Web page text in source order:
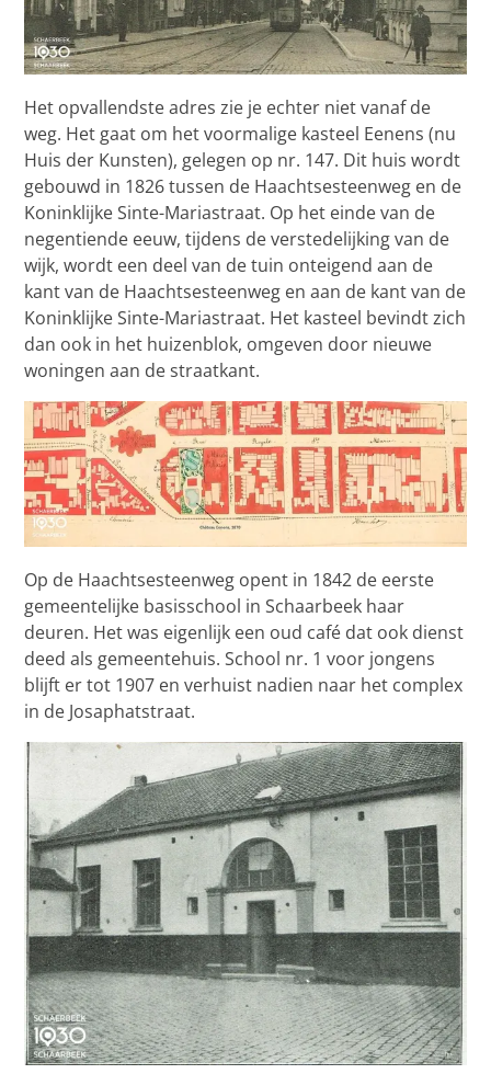
Het opvallendste adres zie je echter niet vanaf de
weg. Het gaat om het voormalige kasteel Eenens (nu
Huis der Kunsten), gelegen op nr. 147. Dit huis wordt
gebouwd in 1826 tussen de Haachtsesteenweg en de
Koninklijke Sinte-Mariastraat. Op het einde van de
negentiende eeuw, tijdens de verstedelijking van de
wijk, wordt een deel van de tuin onteigend aan de
kant van de Haachtsesteenweg en aan de kant van de
Koninklijke Sinte-Mariastraat. Het kasteel bevindt zich
dan ook in het huizenblok, omgeven door nieuwe
woningen aan de straatkant.
Op de Haachtsesteenweg opent in 1842 de eerste
gemeentelijke basisschool in Schaarbeek haar
deuren. Het was eigenlijk een oud café dat ook dienst
deed als gemeentehuis. School nr. 1 voor jongens
blijft er tot 1907 en verhuist nadien naar het complex
in de Josaphatstraat.